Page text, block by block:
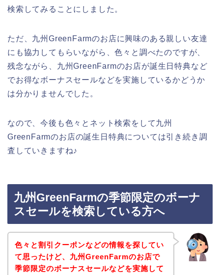
検索してみることにしました。
ただ、九州GreenFarmのお店に興味のある親しい友達
にも協力してもらいながら、色々と調べたのですが、
残念ながら、九州GreenFarmのお店が誕生日特典など
でお得なボーナスセールなどを実施しているかどうか
は分かりませんでした。
なので、今後も色々とネット検索をして九州
GreenFarmのお店の誕生日特典については引き続き調
査していきますね♪
九州GreenFarmの季節限定のボーナ
スセールを検索している方へ
色々と割引クーポンなどの情報を探してい
て思ったけど、九州GreenFarmのお店で
季節限定のボーナスセールなどを実施して